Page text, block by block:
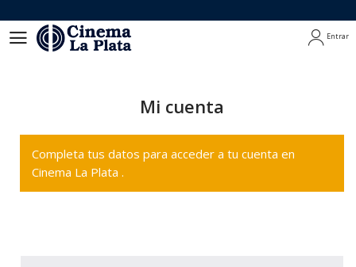
Entrar
Mi cuenta
Completa tus datos para acceder a tu cuenta en
Cinema La Plata .